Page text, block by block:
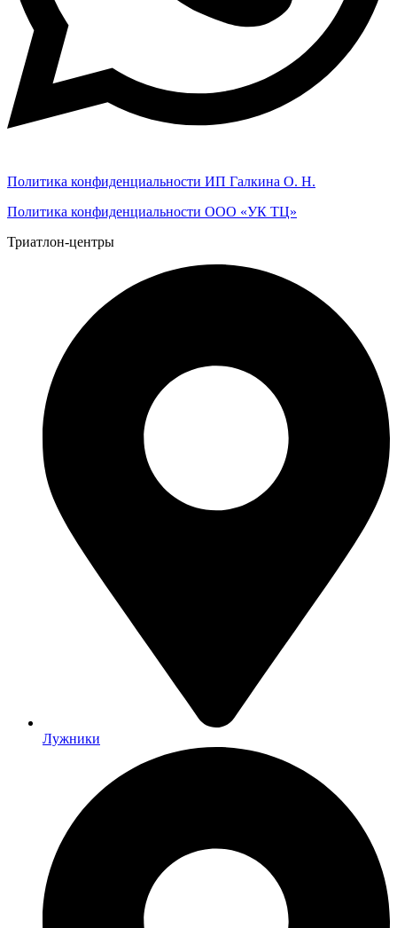
Политика конфиденциальности ИП Галкина О. Н.
Политика конфиденциальности ООО «УК ТЦ»
Триатлон-центры
Лужники